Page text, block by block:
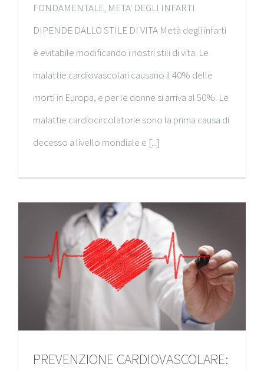
FONDAMENTALE, META' DEGLI INFARTI
DIPENDE DALLO STILE DI VITA Metà degli infarti
è evitabile modificando i nostri stili di vita. Le
malattie cardiovascolari causano il 40% delle
morti in Europa, e per le donne si arriva al 50%. Le
malattie cardiocircolatorie sono la prima causa di
decesso a livello mondiale e [...]
PREVENZIONE CARDIOVASCOLARE: